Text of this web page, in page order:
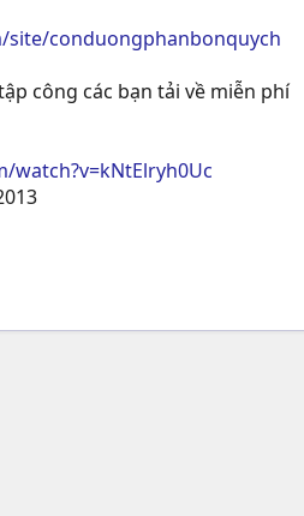
conduongphanbonquych
công các bạn tải về miễn phí